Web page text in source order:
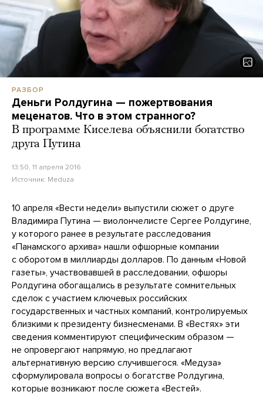
РАЗБОР
Деньги Ролдугина — пожертвования
меценатов. Что в этом странного?
В программе Киселева объяснили богатство
друга Путина
13:50, 11 апреля 2016
Источник: Meduza
10 апреля «Вести недели» выпустили сюжет о друге
Владимира Путина — виолончелисте Сергее Ролдугине,
у которого ранее в результате расследования
«Панамского архива» нашли офшорные компании
с оборотом в миллиарды долларов. По данным «Новой
газеты», участвовавшей в расследовании, офшоры
Ролдугина обогащались в результате сомнительных
сделок с участием ключевых российских
государственных и частных компаний, контролируемых
близкими к президенту бизнесменами. В «Вестях» эти
сведения комментируют специфическим образом —
не опровергают напрямую, но предлагают
альтернативную версию случившегося. «Медуза»
сформулировала вопросы о богатстве Ролдугина,
которые возникают после сюжета «Вестей».